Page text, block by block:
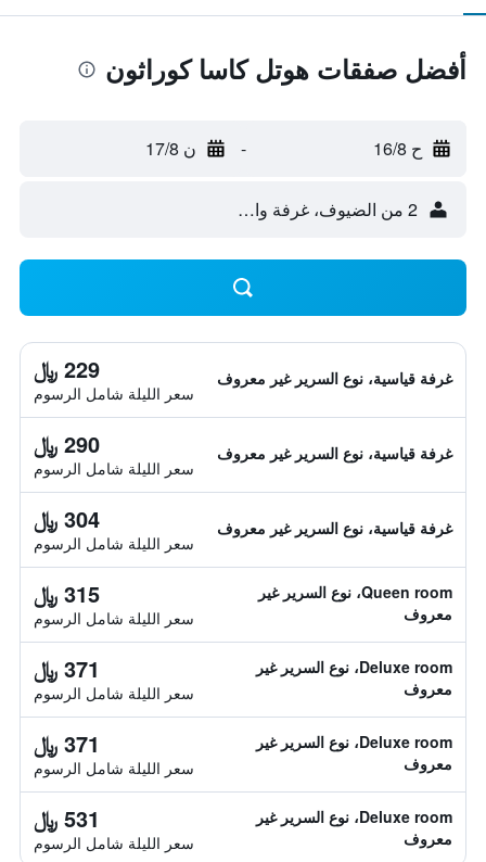
أفضل صفقات هوتل كاسا كوراثون
ح 16/8 - ن 17/8
2 من الضيوف، غرفة واحدة
غرفة قياسية، نوع السرير غير معروف 229 ﷼
سعر الليلة شامل الرسوم
غرفة قياسية، نوع السرير غير معروف 290 ﷼
سعر الليلة شامل الرسوم
غرفة قياسية، نوع السرير غير معروف 304 ﷼
سعر الليلة شامل الرسوم
Queen room، نوع السرير غير
معروف
315 ﷼
سعر الليلة شامل الرسوم
Deluxe room، نوع السرير غير
معروف
371 ﷼
سعر الليلة شامل الرسوم
Deluxe room، نوع السرير غير
معروف
371 ﷼
سعر الليلة شامل الرسوم
Deluxe room، نوع السرير غير
معروف
531 ﷼
سعر الليلة شامل الرسوم